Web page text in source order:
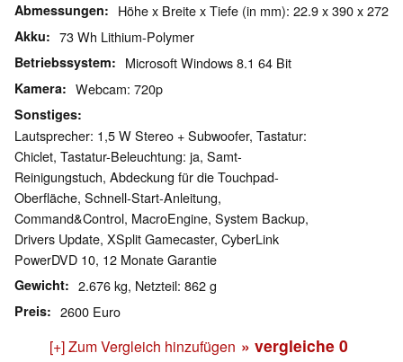
Abmessungen Höhe x Breite x Tiefe (in mm): 22.9 x 390 x 272
Akku 73 Wh Lithium-Polymer
Betriebssystem Microsoft Windows 8.1 64 Bit
Kamera Webcam: 720p
Sonstiges
Lautsprecher: 1,5 W Stereo + Subwoofer, Tastatur:
Chiclet, Tastatur-Beleuchtung: ja, Samt-
Reinigungstuch, Abdeckung für die Touchpad-
Oberfläche, Schnell-Start-Anleitung,
Command&Control, MacroEngine, System Backup,
Drivers Update, XSplit Gamecaster, CyberLink
PowerDVD 10, 12 Monate Garantie
Gewicht 2.676 kg, Netzteil: 862 g
Preis 2600 Euro
[+] Zum Vergleich hinzufügen » vergleiche 0